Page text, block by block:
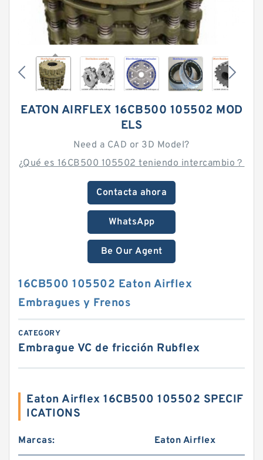
EATON AIRFLEX 16CB500 105502 MOD
ELS
Need a CAD or 3D Model?
¿Qué es 16CB500 105502 teniendo intercambio？
Contacta ahora
WhatsApp
Be Our Agent
16CB500 105502 Eaton Airflex
Embragues y Frenos
CATEGORY
Embrague VC de fricción Rubflex
Eaton Airflex 16CB500 105502 SPECIF
ICATIONS
Marcas: Eaton Airflex